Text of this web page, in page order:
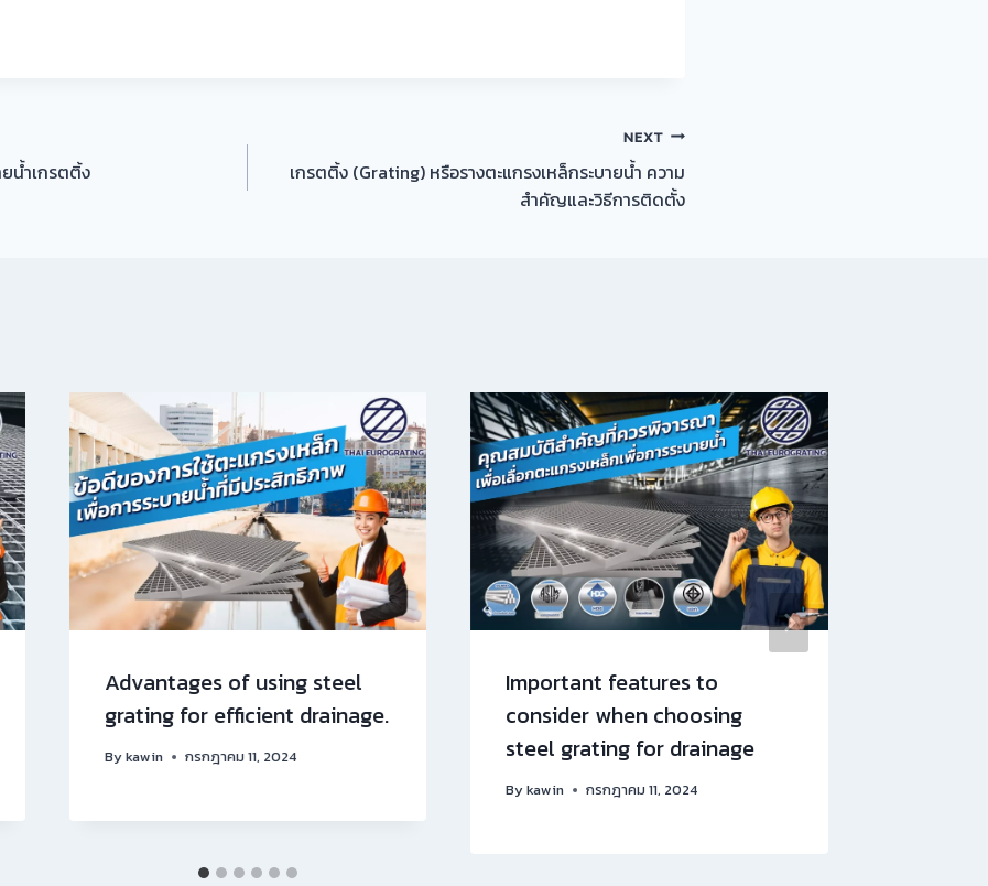
น้ำเกรตติ้ง
NEXT
เกรตติ้ง (Grating) หรือรางตะแกรงเหล็กระบายน้ำ ความ
สำคัญและวิธีการติดตั้ง
Advantages of using steel
grating for efficient drainage.
Bykawin กรกฎาคม 11, 2024
Important features to
consider when choosing
steel grating for drainage
Bykawin กรกฎาคม 11, 2024